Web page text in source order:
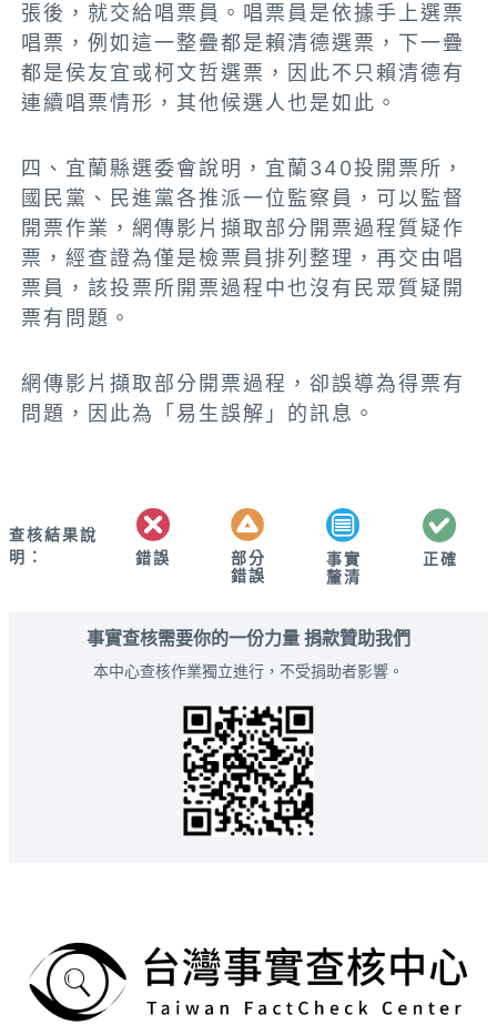
張後，就交給唱票員。唱票員是依據手上選票
唱票，例如這一整疊都是賴清德選票，下一疊
都是侯友宜或柯文哲選票，因此不只賴清德有
連續唱票情形，其他候選人也是如此。
四、宜蘭縣選委會說明，宜蘭340投開票所，
國民黨、民進黨各推派一位監察員，可以監督
開票作業， 網傳影片擷取部分開票過程質疑作
票，經查證為僅是檢票員排列整理，再交由唱
票員，該投票所開票過程中也沒有民眾質疑開
票有問題。
網傳影片擷取部分開票過程，卻誤導為得票有
問題，因此為「易生誤解」的訊息。
查核結果說
明：
錯誤
部分
錯誤
事實
釐清
正確
事實查核需要你的一份力量 捐款贊助我們
本中心查核作業獨立進行，不受捐助者影響。